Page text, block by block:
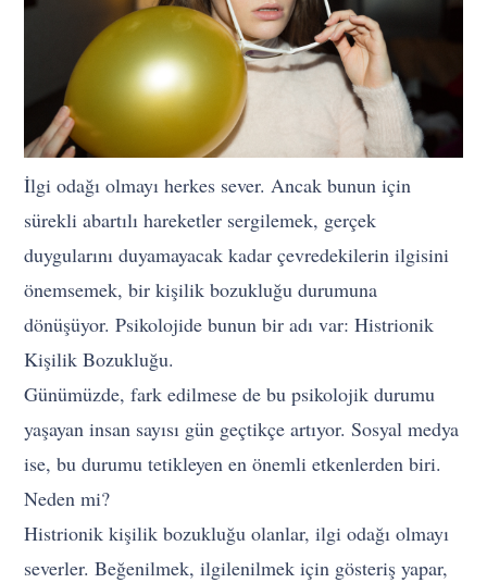
İlgi odağı olmayı herkes sever. Ancak bunun için
sürekli abartılı hareketler sergilemek, gerçek
duygularını duyamayacak kadar çevredekilerin ilgisini
önemsemek, bir kişilik bozukluğu durumuna
dönüşüyor. Psikolojide bunun bir adı var: Histrionik
Kişilik Bozukluğu.
Günümüzde, fark edilmese de bu psikolojik durumu
yaşayan insan sayısı gün geçtikçe artıyor. Sosyal medya
ise, bu durumu tetikleyen en önemli etkenlerden biri.
Neden mi?
Histrionik kişilik bozukluğu olanlar, ilgi odağı olmayı
severler. Beğenilmek, ilgilenilmek için gösteriş yapar,